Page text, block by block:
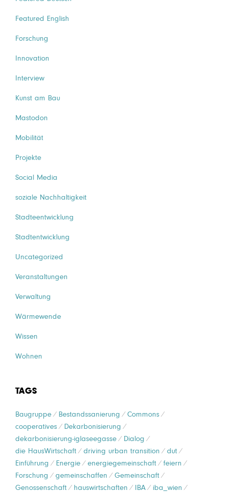
Featured English
Forschung
Innovation
Interview
Kunst am Bau
Mastodon
Mobilität
Projekte
Social Media
soziale Nachhaltigkeit
Stadteentwicklung
Stadtentwicklung
Uncategorized
Veranstaltungen
Verwaltung
Wärmewende
Wissen
Wohnen
TAGS
Baugruppe Bestandssanierung
Commons
cooperatives
Dekarbonisierung
dekarbonisierung-iglaseegasse
Dialog
die HausWirtschaft
driving urban transition
dut
Einführung
Energie energiegemeinschaft
feiern
Forschung
gemeinschaffen
Gemeinschaft
Genossenschaft
hauswirtschaften IBA iba_wien